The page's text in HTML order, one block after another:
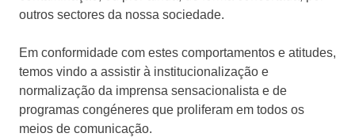
outros sectores da nossa sociedade.
Em conformidade com estes comportamentos e atitudes,
temos vindo a assistir à institucionalização e
normalização da imprensa sensacionalista e de
programas congéneres que proliferam em todos os
meios de comunicação.